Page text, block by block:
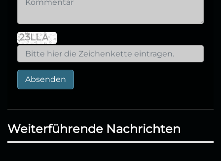
Absenden
Weiterführende Nachrichten